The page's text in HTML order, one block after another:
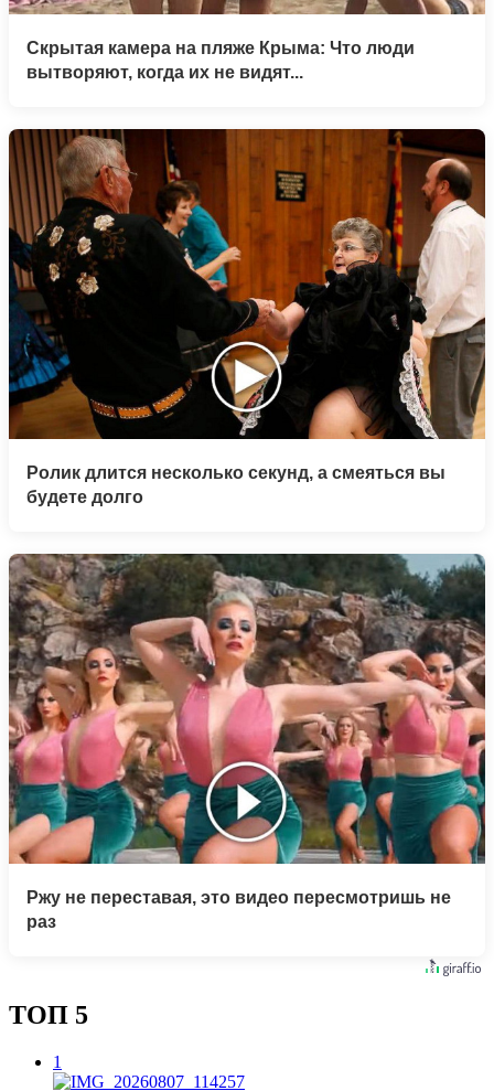
Скрытая камера на пляже Крыма: Что люди
вытворяют, когда их не видят...
Ролик длится несколько секунд, а смеяться вы
будете долго
Ржу не переставая, это видео пересмотришь не
раз
ТОП 5
1